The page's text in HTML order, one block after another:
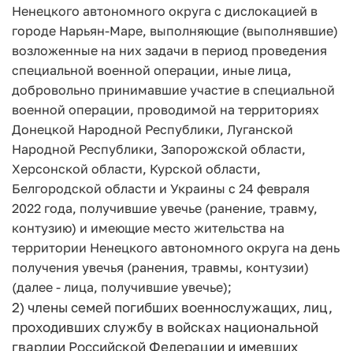
Ненецкого автономного округа с дислокацией в
городе Нарьян-Маре, выполняющие (выполнявшие)
возложенные на них задачи в период проведения
специальной военной операции, иные лица,
добровольно принимавшие участие в специальной
военной операции, проводимой на территориях
Донецкой Народной Республики, Луганской
Народной Республики, Запорожской области,
Херсонской области, Курской области,
Белгородской области и Украины с 24 февраля
2022 года, получившие увечье (ранение, травму,
контузию) и имеющие место жительства на
территории Ненецкого автономного округа на день
получения увечья (ранения, травмы, контузии)
(далее - лица, получившие увечье);
2) члены семей погибших военнослужащих, лиц,
проходивших службу в войсках национальной
гвардии Российской Федерации и имевших